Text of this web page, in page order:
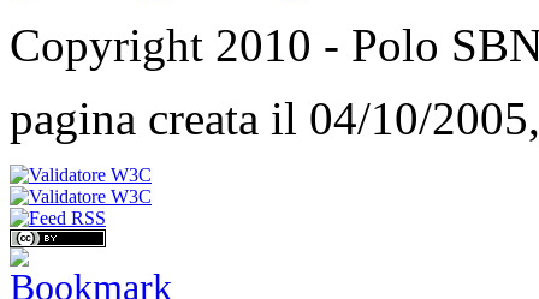
Copyright 2010 - Polo
pagina creata il 04/10/